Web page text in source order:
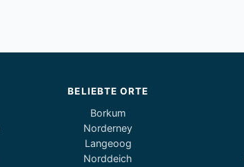
BELIEBTE ORTE
Borkum
Norderney
Langeoog
Norddeich